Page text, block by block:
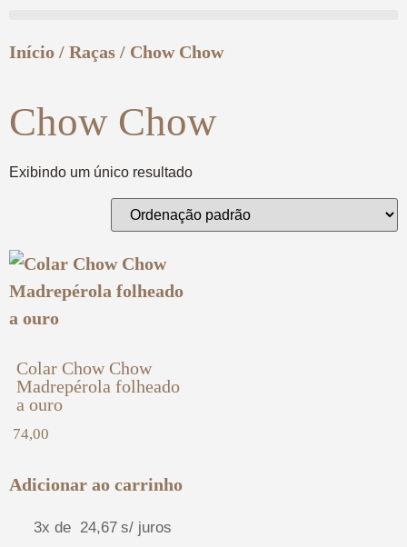
Início / Raças / Chow Chow
Chow Chow
Exibindo um único resultado
Colar Chow Chow
Madrepérola folheado
a ouro
74,00
Adicionar ao carrinho
3x de 24,67 s/ juros